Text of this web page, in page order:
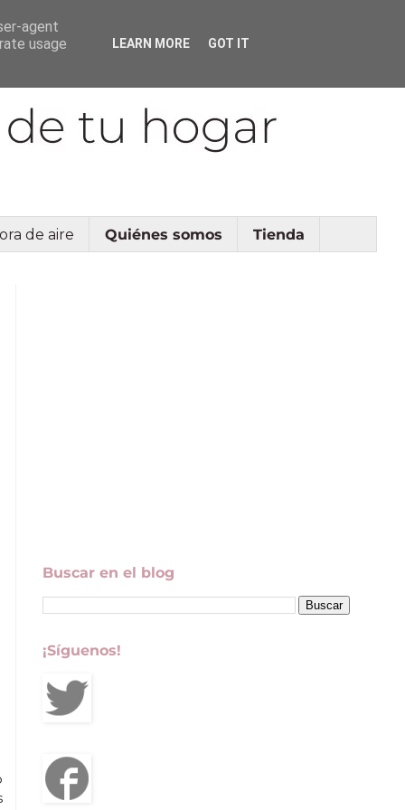
de aire Quiénes somos Tienda
Buscar en el blog
¡Síguenos!
agent
usage
LEARN MORE GOT IT